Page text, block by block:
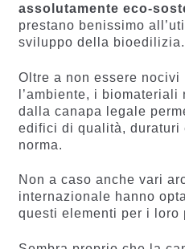
assolutamente eco-
prestano benissimo
sviluppo della bioedilizia.
Oltre a non essere nocivi
l’ambiente, i
dalla canapa legale
edifici di qualità, duraturi
norma.
Non a caso anche vari
internazionale hanno
questi elementi per i loro